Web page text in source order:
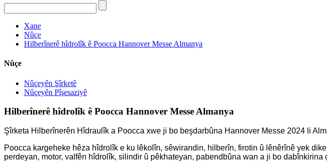
Xane
Nûçe
Hilberînerê hîdrolîk ê Poocca Hannover Messe Almanya
Nûçe
Nûçeyên Şîrketê
Nûçeyên Pîşesaziyê
Hilberînerê hîdrolîk ê Poocca Hannover Messe Almanya
Şîrketa Hilberînerên Hîdraulîk a Poocca xwe ji bo beşdarbûna Hannover Messe 2024 li
Poocca kargeheke hêza hîdrolîk e ku lêkolîn, sêwirandin, hilberîn, firotin û lênêrînê yek
perdeyan, motor, valfên hîdrolîk, silindir û pêkhateyan, pabendbûna wan a ji bo